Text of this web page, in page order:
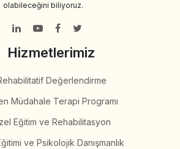
olabileceğini biliyoruz.
Hizmetlerimiz
Değerlendirme
Müdahale Terapi Programı
Eğitim ve Rehabilitasyon
ve Psikolojik Danışmanlık